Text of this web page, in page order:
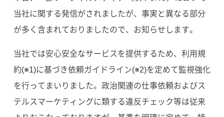
当社に関する発信がされましたが、事実と異なる部分
が多く含まれておりましたので、お知らせします。
当社では安心安全なサービスを提供するため、利用規
約(※1)に基づき依頼ガイドライン(※2)を定めて監視強化
を行ってまいりました。政治関連の仕事依頼およびス
テルスマーケティングに類する違反チェック等は従来